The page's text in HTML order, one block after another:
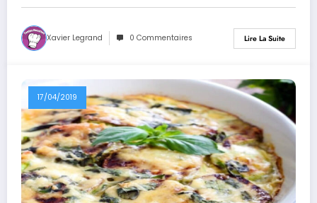
Xavier Legrand 0 Commentaires Lire La Suite
17/04/2019